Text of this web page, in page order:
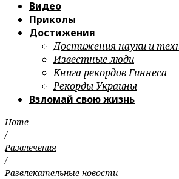
Видео
Приколы
Достижения
Достижения науки и
Известные люди
Книга рекордов Гиннеса
Рекорды Украины
Взломай свою жизнь
Home
/
Развлечения
/
Развлекательные новости